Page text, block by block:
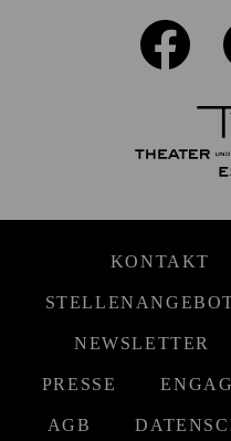
KONTAKT
NEWSLETTER
PRESSE
AGB